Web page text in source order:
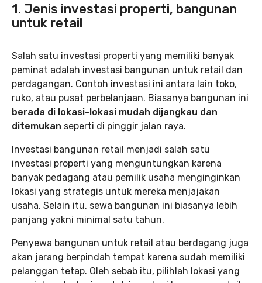
1. Jenis investasi properti, bangunan
untuk retail
Salah satu investasi properti yang memiliki banyak
peminat adalah investasi bangunan untuk retail dan
perdagangan. Contoh investasi ini antara lain toko,
ruko, atau pusat perbelanjaan. Biasanya bangunan ini
berada di lokasi-lokasi mudah dijangkau dan
ditemukan seperti di pinggir jalan raya.
Investasi bangunan retail menjadi salah satu
investasi properti yang menguntungkan karena
banyak pedagang atau pemilik usaha menginginkan
lokasi yang strategis untuk mereka menjajakan
usaha. Selain itu, sewa bangunan ini biasanya lebih
panjang yakni minimal satu tahun.
Penyewa bangunan untuk retail atau berdagang juga
akan jarang berpindah tempat karena sudah memiliki
pelanggan tetap. Oleh sebab itu, pilihlah lokasi yang